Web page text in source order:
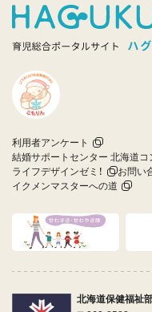
利用者アンケート
結婚サポートセンター 北海道
ライフデザインゼミ！
お問い
イクメンマスターへの道
北海道保健福祉